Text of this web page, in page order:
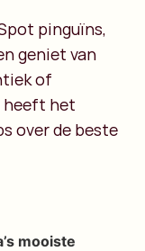
pinguïns,
geniet van
of
heeft het
over de beste
mooiste